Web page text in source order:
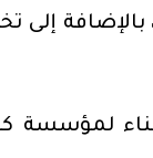
لمؤسسة